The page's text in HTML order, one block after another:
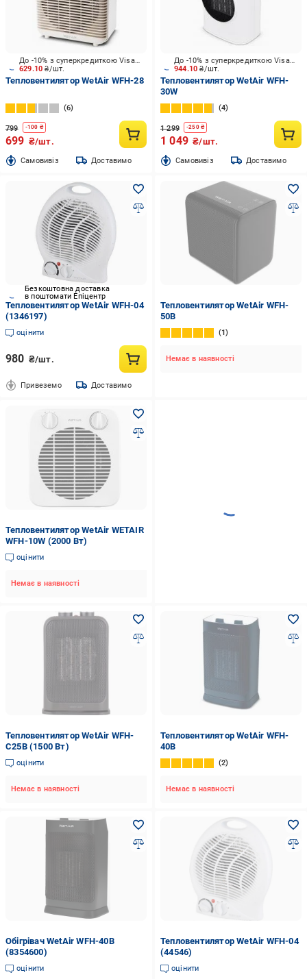
629.10₴/шт.
До -10% з суперкредиткою Visa Вигода
Тепловентилятор WetAir WFH-28
6
799 -100 ₴
699 ₴/шт.
Cамовивіз Доставимо
944.10₴/шт.
До -10% з суперкредиткою Visa Вигода
Тепловентилятор WetAir WFH-
30W
4
1 299 -250₴
1 049 ₴/шт.
Cамовивіз Доставимо
Безкоштовна доставка
в поштомати Епіцентр
Тепловентилятор WetAir WFH-04
(1346197)
оцінити
980 ₴/шт.
Привеземо Доставимо
Тепловентилятор WetAir WFH-
50B
1
Немає в наявності
Тепловентилятор WetAir WETAIR
WFH-10W (2000 Вт)
оцінити
Немає в наявності
Тепловентилятор WetAir WFH-
C25B (1500 Вт)
оцінити
Немає в наявності
Тепловентилятор WetAir WFH-
40B
2
Немає в наявності
Обігрівач WetAir WFH-40B
(8354600)
оцінити
Тепловентилятор WetAir WFH-04
(44546)
оцінити